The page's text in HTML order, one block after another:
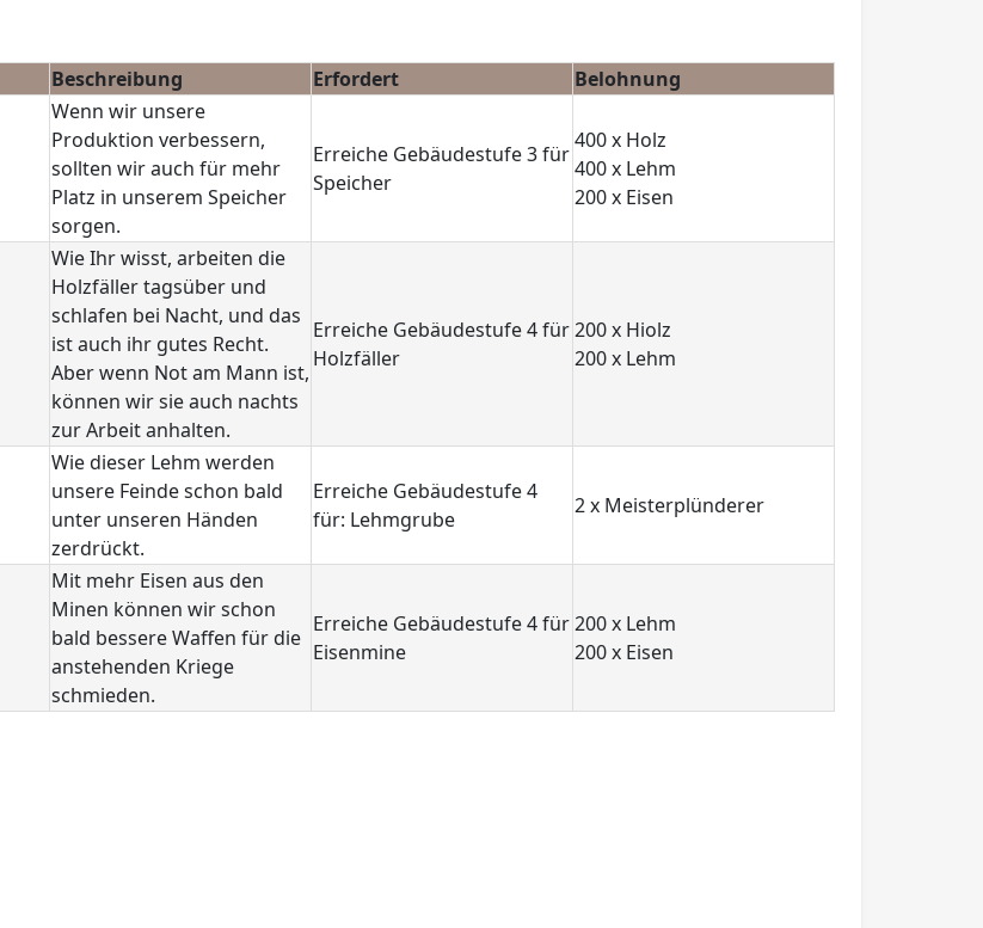
Beschreibung Erfordert Belohnung
Wenn wir unsere
Produktion verbessern,
sollten wir auch für mehr
Platz in unserem Speicher
sorgen.
Erreiche Gebäudestufe 3 für
Speicher
400 x Holz
400 x Lehm
200 x Eisen
Wie Ihr wisst, arbeiten die
Holzfäller tagsüber und
schlafen bei Nacht, und das
ist auch ihr gutes Recht.
Aber wenn Not am Mann ist,
können wir sie auch nachts
zur Arbeit anhalten.
Erreiche Gebäudestufe 4 für
Holzfäller
200 x Hiolz
200 x Lehm
Wie dieser Lehm werden
unsere Feinde schon bald
unter unseren Händen
zerdrückt.
Erreiche Gebäudestufe 4
für: Lehmgrube
2 x Meisterplünderer
Mit mehr Eisen aus den
Minen können wir schon
bald bessere Waffen für die
anstehenden Kriege
schmieden.
Erreiche Gebäudestufe 4 für
Eisenmine
200 x Lehm
200 x Eisen